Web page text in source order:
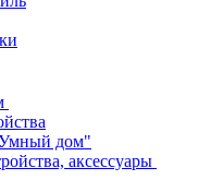
дом"
аксессуары